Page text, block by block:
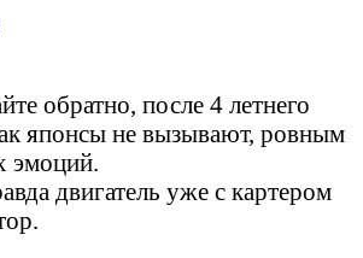
обратно, после 4 летнего
японсы не вызывают, ровным
эмоций.
двигатель уже с картером